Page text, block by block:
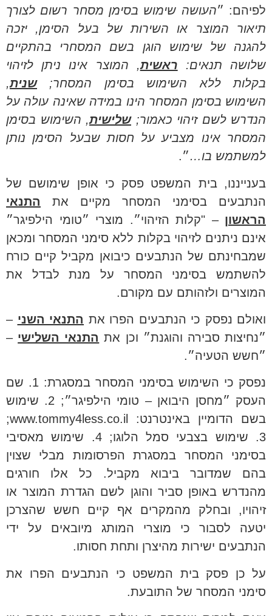
לפיהם: ״העושה שימוש בסימן מסחר רשום לצורך
תיאור המוצר או השירות של בעל הסימן, יזכה
להגנה של שימוש הוגן בשם המסחרי בהתקיים
שלושה תנאים: ראשית, המוצר אינו ניתן לזיהוי
בקלות ללא השימוש בסימן המסחר;שנית,
השימוש בסימן המסחר הינו במידה שאינה עולה על
הנדרש לשם זיהוי כאמור;שלישית, השימוש בסימן
המסחר אינו מצביע על חסות שבעל הסימן נותן
למשתמש בו…״.
בענייננו, בית המשפט פסק כי אופן שימושם של
הנתבעים בסימני המסחר מקיים את התנאי
הראשון – "קלות הזיהוי״. מוצרי ״טומי הילפיגר״
אינם ניתנים לזיהוי בקלות ללא סימני המסחר ומכאן
שמבחינתם של הנתבעים כיבואן מקביל קיים כורח
להשתמש בסימני המסחר על מנת לבדל את
המוצרים ולזהותם עם מקורם.
ואולם נפסק כי הנתבעים הפרו את התנאי השני –
״נחיצות סבירה והוגנת״ וכן את התנאי השלישי –
״חשש הטעיה״.
נפסק כי השימוש בסימני המסחר במסגרת: 1. שם
העסק ״מחסן היבואן – טומי הילפיגר״; 2. שימוש
בשם הדומיין באינטרנט:
www.tommy4less.co.il
;
3. שימוש בצבעי סמל הלוגו; 4. שימוש מאסיבי
בסימני המסחר במסגרת הפרסומות מבלי שצוין
בהם שמדובר ביבוא מקביל. כל אלו חורגים
מהנדרש באופן סביר והוגן לשם הגדרת המוצר או
זיהויו, ובחלק מהמקרים אף קיים חשש שהצרכן
יטעה לסבור כי מוצרי המותג מיובאים על ידי
הנתבעים ישירות מהיצרן ותחת חסותו.
על כן פסק בית המשפט כי הנתבעים הפרו את
סימני המסחר של התובעת.